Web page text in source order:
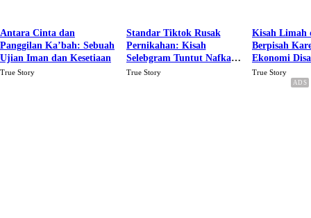
Antara Cinta dan
Panggilan Ka’bah: Sebuah
Ujian Iman dan Kesetiaan
True Story
Standar Tiktok Rusak
Pernikahan: Kisah
Selebgram Tuntut Nafkah
Rp.15 Juta Perbulan
True Story
Kisah Limah
Berpisah
Ekonomi
Karena Cinta
True Story